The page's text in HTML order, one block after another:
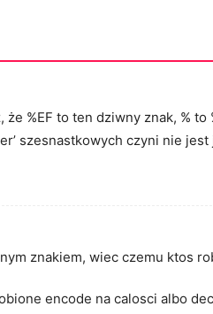
że %EF to ten dziwny znak, %
szesnastkowych czyni nie
znakiem, wiec czemu ktos
encode na calosci albo